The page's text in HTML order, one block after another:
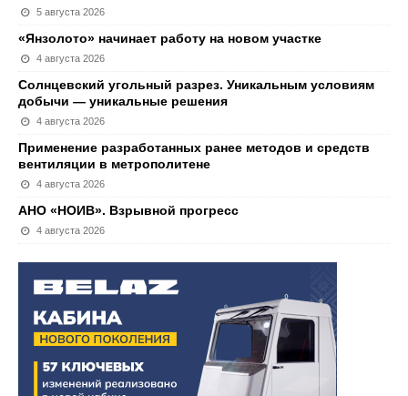
5 августа 2026
«Янзолото» начинает работу на новом участке
4 августа 2026
Солнцевский угольный разрез. Уникальным условиям
добычи — уникальные решения
4 августа 2026
Применение разработанных ранее методов и средств
вентиляции в метрополитене
4 августа 2026
АНО «НОИВ». Взрывной прогресс
4 августа 2026